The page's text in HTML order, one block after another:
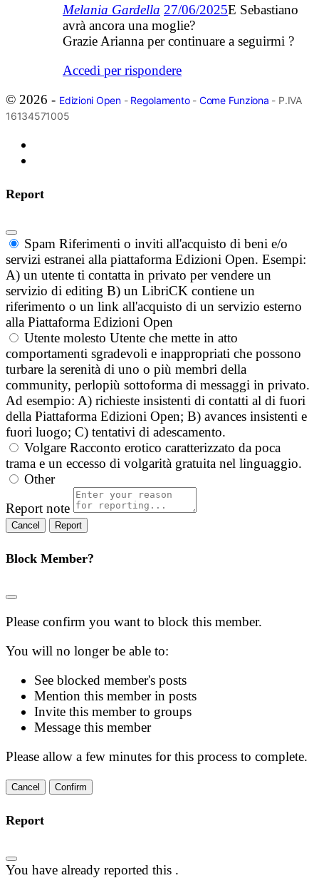
Melania Gardella 27/06/2025E Sebastiano
avrà ancora una moglie?
Grazie Arianna per continuare a seguirmi ?
Accedi per rispondere
© 2026 - Edizioni Open- Regolamento- Come Funziona - P.IVA
16134571005
Report
Spam Riferimenti o inviti all'acquisto di beni e/o
servizi estranei alla piattaforma Edizioni Open. Esempi:
A) un utente ti contatta in privato per vendere un
servizio di editing B) un LibriCK contiene un
riferimento o un link all'acquisto di un servizio esterno
alla Piattaforma Edizioni Open
Utente molesto Utente che mette in atto
comportamenti sgradevoli e inappropriati che possono
turbare la serenità di uno o più membri della
community, perlopiù sottoforma di messaggi in privato.
Ad esempio: A) richieste insistenti di contatti al di fuori
della Piattaforma Edizioni Open; B) avances insistenti e
fuori luogo; C) tentativi di adescamento.
Volgare Racconto erotico caratterizzato da poca
trama e un eccesso di volgarità gratuita nel linguaggio.
Other
Report note
Report
Block Member?
Please confirm you want to block this member.
You will no longer be able to:
See blocked member's posts
Mention this member in posts
Invite this member to groups
Message this member
Please allow a few minutes for this process to complete.
Confirm
Report
You have already reported this .